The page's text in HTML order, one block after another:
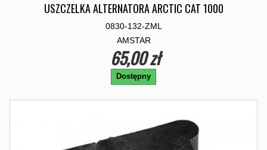
USZCZELKA ALTERNATORA ARCTIC CAT 1000
0830-132-ZML
AMSTAR
65,00 zł
Dostępny